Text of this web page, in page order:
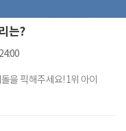
는?
을 픽해주세요! 1위 아이